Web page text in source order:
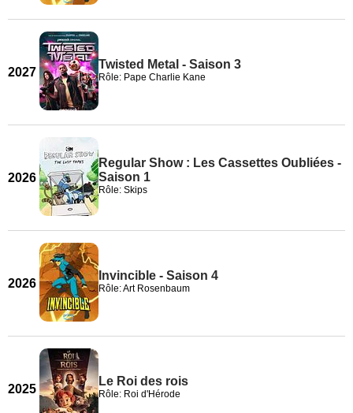
2027
Twisted Metal - Saison 3
Rôle: Pape Charlie Kane
2026
Regular Show : Les Cassettes Oubliées -
Saison 1
Rôle: Skips
2026
Invincible - Saison 4
Rôle: Art Rosenbaum
2025
Le Roi des rois
Rôle: Roi d'Hérode